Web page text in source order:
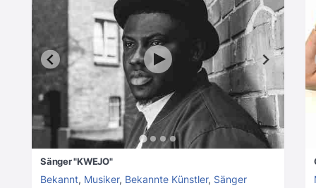
Sänger "KWEJO"
Bekannt, Musiker, Bekannte Künstler, Sänger